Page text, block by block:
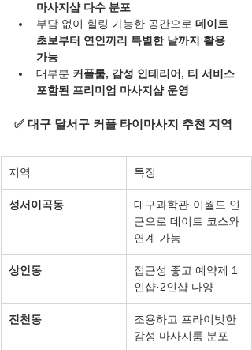
마사지샵 다수 분포
부담 없이 힐링 가능한 공간으로 데이트
초보부터 연인끼리 특별한 날까지 활용
가능
대부분 커플룸, 감성 인테리어, 티 서비스
포함된 프리미엄 마사지샵 운영
✅ 대구 달서구 커플 타이마사지 추천 지역
지역 특징
성서이곡동
대구과학관·이월드 인
근으로 데이트 코스와
연계 가능
상인동
접근성 좋고 예약제 1
인샵·2인샵 다양
진천동
조용하고 프라이빗한
감성 마사지룸 분포